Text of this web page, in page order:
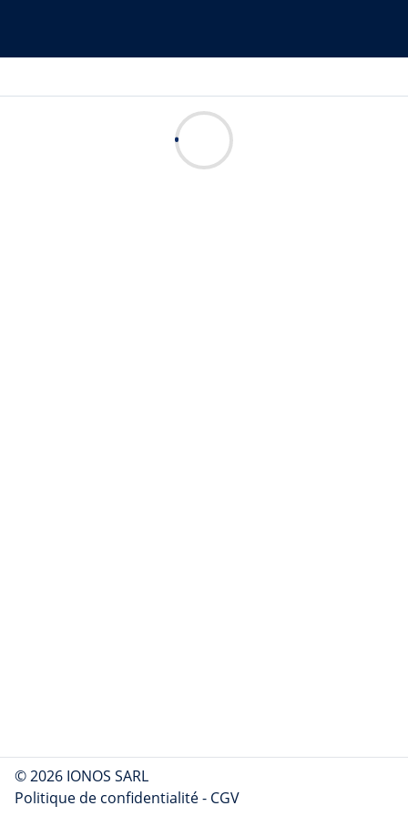
© 2026 IONOS SARL
Politique de confidentialité- CGV